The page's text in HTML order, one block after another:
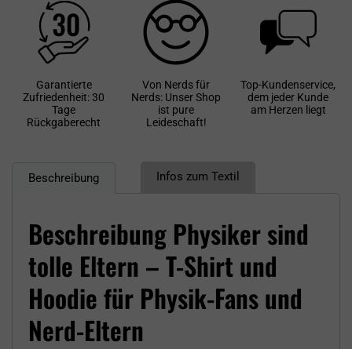
Garantierte
Zufriedenheit: 30
Tage
Rückgaberecht
Von Nerds für
Nerds: Unser Shop
ist pure
Leideschaft!
Top-Kundenservice,
dem jeder Kunde
am Herzen liegt
Beschreibung Infos zum Textil
Beschreibung Physiker sind
tolle Eltern – T-Shirt und
Hoodie für Physik-Fans und
Nerd-Eltern